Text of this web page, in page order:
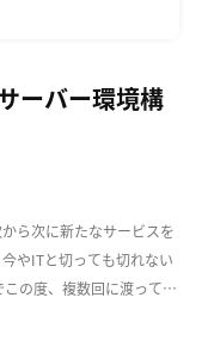
ーバー環境構
ら次に新たなサービスを
やITと切っても切れない
の度、複数回に渡って